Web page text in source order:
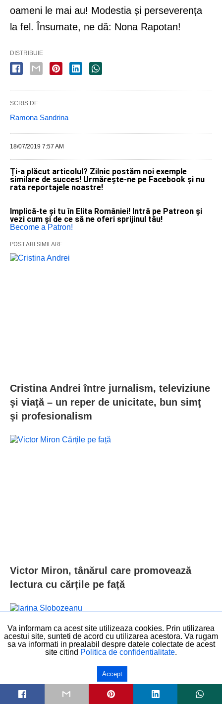
oameni le mai au! Modestia și perseverența
la fel. Însumate, ne dă: Nona Rapotan!
DISTRIBUIE
SCRIS DE:
Ramona Sandrina
18/07/2019 7:57 AM
Ți-a plăcut articolul? Zilnic postăm noi exemple
similare de succes! Urmărește-ne pe Facebook și nu
rata reportajele noastre!
Implică-te și tu în Elita României! Intră pe Patreon și
vezi cum și de ce să ne oferi sprijinul tău!
Become a Patron!
POSTARI SIMILARE
Cristina Andrei între jurnalism, televiziune
şi viaţă – un reper de unicitate, bun simţ
şi profesionalism
Victor Miron, tânărul care promovează
lectura cu cărțile pe față
Va informam ca acest site utilizeaza cookies. Prin utilizarea
acestui site, sunteti de acord cu utilizarea acestora. Va rugam
sa va informati in prealabil despre datele colectate de acest
site citind Politica de confidentialitate.
Accept